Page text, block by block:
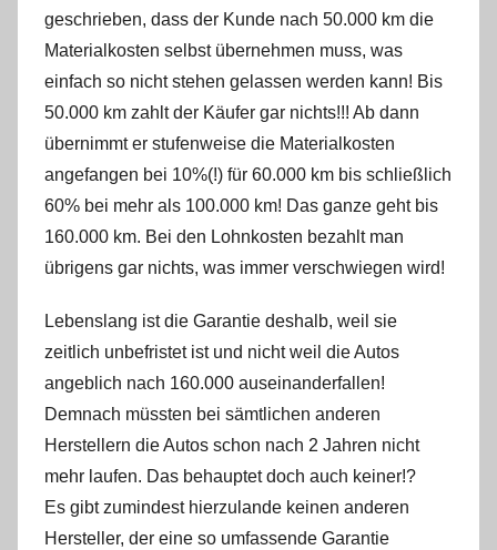
geschrieben, dass der Kunde nach 50.000 km die
Materialkosten selbst übernehmen muss, was
einfach so nicht stehen gelassen werden kann! Bis
50.000 km zahlt der Käufer gar nichts!!! Ab dann
übernimmt er stufenweise die Materialkosten
angefangen bei 10%(!) für 60.000 km bis schließlich
60% bei mehr als 100.000 km! Das ganze geht bis
160.000 km. Bei den Lohnkosten bezahlt man
übrigens gar nichts, was immer verschwiegen wird!
Lebenslang ist die Garantie deshalb, weil sie
zeitlich unbefristet ist und nicht weil die Autos
angeblich nach 160.000 auseinanderfallen!
Demnach müssten bei sämtlichen anderen
Herstellern die Autos schon nach 2 Jahren nicht
mehr laufen. Das behauptet doch auch keiner!?
Es gibt zumindest hierzulande keinen anderen
Hersteller, der eine so umfassende Garantie